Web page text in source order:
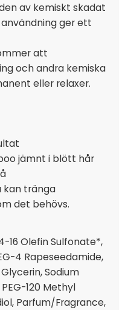
av kemiskt skadat
ger ett
att
och andra kemiska
eller relaxer.
jämnt i blött hår
kan tränga
det behövs.
16 Olefin Sulfonate*,
4 Rapeseedamide,
Sodium
120 Methyl
Parfum/Fragrance,